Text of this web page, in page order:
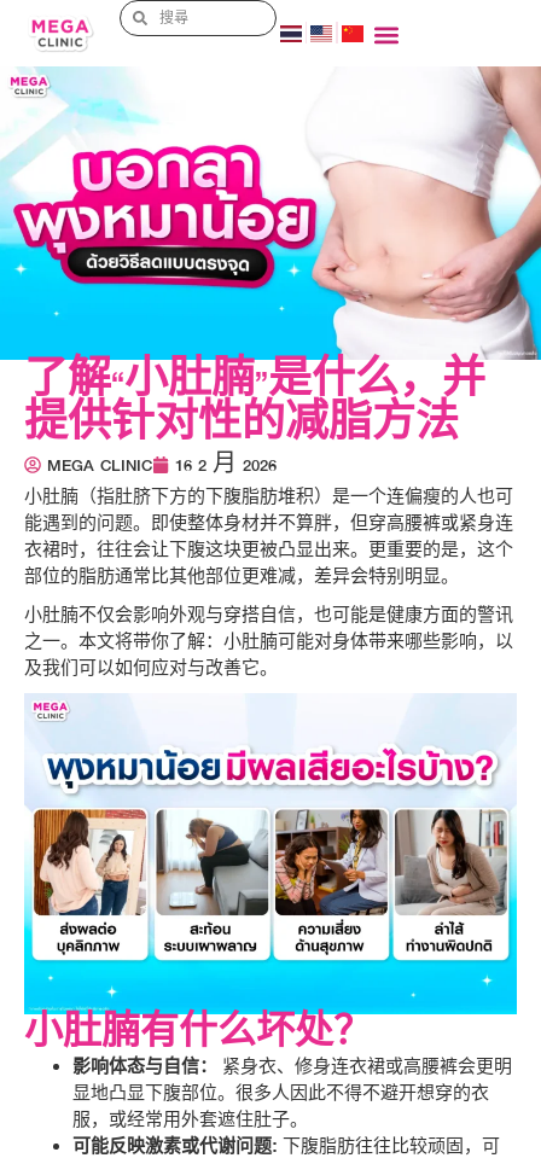
了解“小肚腩”是什么，并
提供针对性的减脂方法
MEGA CLINIC 16 2 月 2026
小肚腩（指肚脐下方的下腹脂肪堆积）是一个连偏瘦的人也可
能遇到的问题。即使整体身材并不算胖，但穿高腰裤或紧身连
衣裙时，往往会让下腹这块更被凸显出来。更重要的是，这个
部位的脂肪通常比其他部位更难减，差异会特别明显。
小肚腩不仅会影响外观与穿搭自信，也可能是健康方面的警讯
之一。本文将带你了解：小肚腩可能对身体带来哪些影响，以
及我们可以如何应对与改善它。
小肚腩有什么坏处？
影响体态与自信：
紧身衣、修身连衣裙或高腰裤会更明
显地凸显下腹部位。很多人因此不得不避开想穿的衣
服，或经常用外套遮住肚子。
可能反映激素或代谢问题: 下腹脂肪往往比较顽固，可